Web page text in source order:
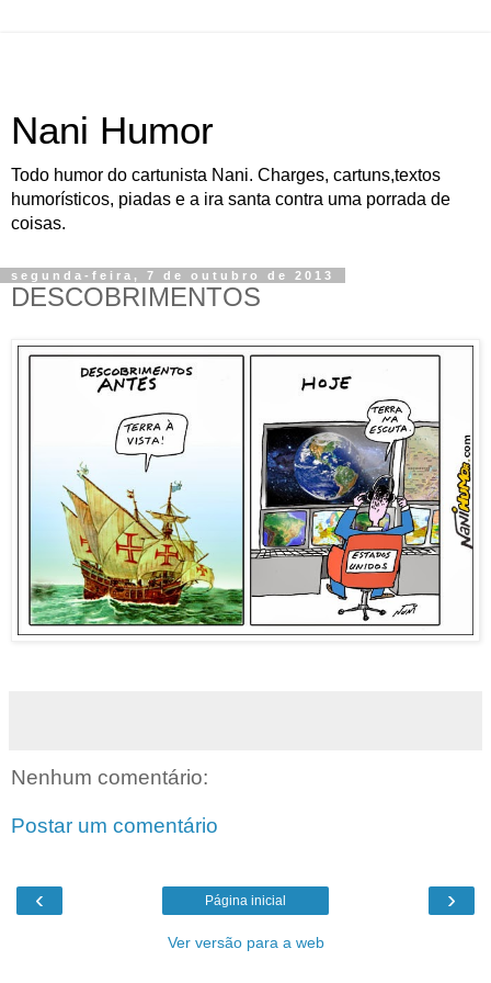
Nani Humor
Todo humor do cartunista Nani. Charges, cartuns,textos
humorísticos, piadas e a ira santa contra uma porrada de
coisas.
segunda-feira, 7 de outubro de 2013
DESCOBRIMENTOS
Nenhum comentário:
Postar um comentário
‹ ›
Página inicial
Ver versão para a web